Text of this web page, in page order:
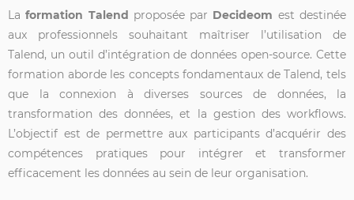
Laformation Talend proposée par Decideom est destinée
aux professionnels souhaitant maîtriser l’utilisation de
Talend, un outil d’intégration de données open-source. Cette
formation aborde les concepts fondamentaux de Talend, tels
que la connexion à diverses sources de données, la
transformation des données, et la gestion des workflows.
L’objectif est de permettre aux participants d’acquérir des
compétences pratiques pour intégrer et transformer
efficacement les données au sein de leur organisation.